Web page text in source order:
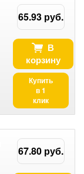
65.93 руб.
В
корзину
Купить
в 1
клик
67.80 руб.